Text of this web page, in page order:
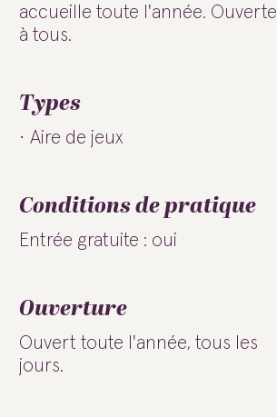
accueille toute l'année. Ouverte
à tous.
Types
Aire de jeux
Conditions de pratique
Entrée gratuite : oui
Ouverture
Ouvert toute l'année, tous les
jours.